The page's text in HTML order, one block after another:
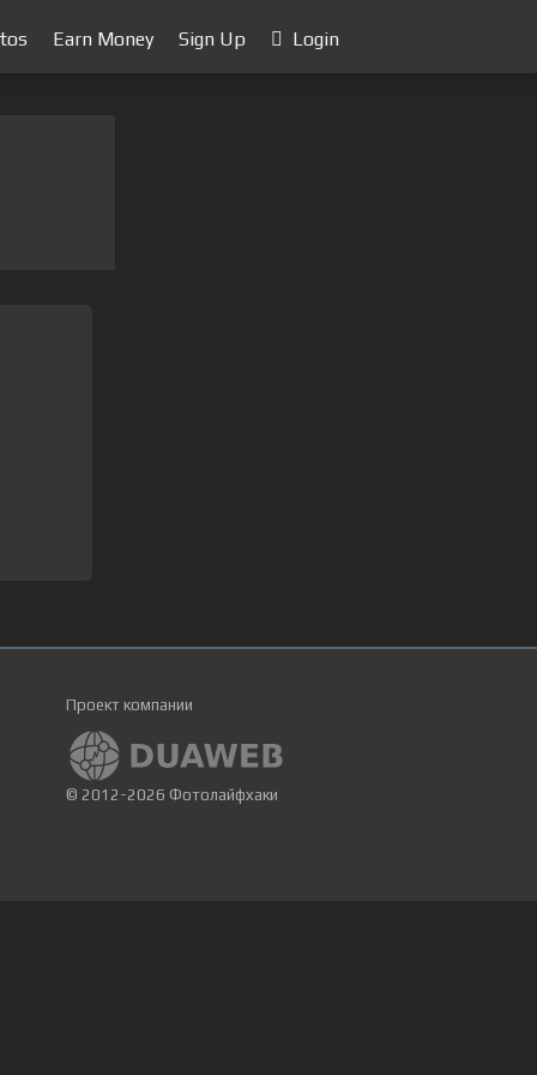
Earn Money Sign Up Login
Проект компании
© 2012-2026 Фотолайфхаки